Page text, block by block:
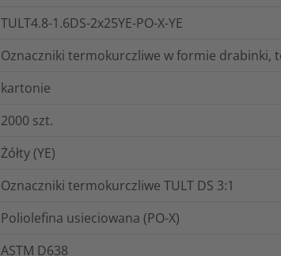
TULT4.8-1.6DS-2x25YE-PO-X-YE
Oznaczniki termokurczliwe w formie drabinki,
kartonie
2000 szt.
Żółty (YE)
Oznaczniki termokurczliwe TULT DS 3:1
Poliolefina usieciowana (PO-X)
ASTM D638